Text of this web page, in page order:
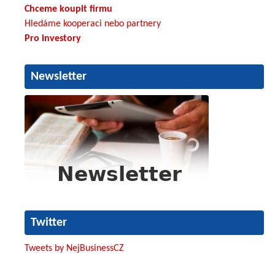
Chceme koupit firmu
Hledáme kooperaci nebo partnery
Pro investory
Newsletter
Twitter
Tweets by NejBusinessCZ